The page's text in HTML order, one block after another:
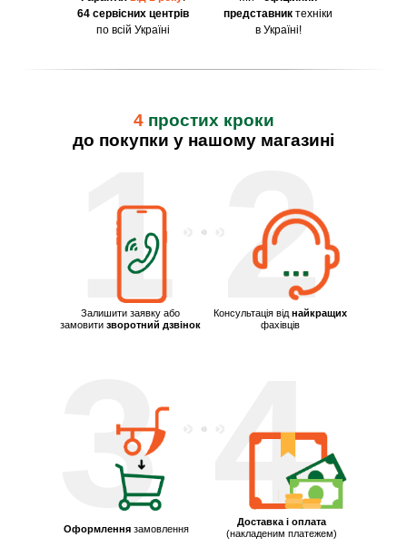
64 сервісних центрів
по всій Україні
представник техніки
в Україні!
1
4
3
2
Залишити заявку або
замовити зворотний дзвінок
Консультація від найкращих
фахівців
Оформлення замовлення
Доставка і оплата
(накладеним платежем)
4 простих кроки
до покупки у нашому магазині